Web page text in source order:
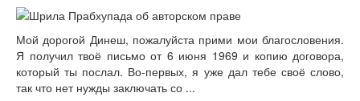
Мой дорогой Динеш, пожалуйста прими мои благословения.
Я получил твоё письмо от 6 июня 1969 и копию договора,
который ты послал. Во-первых, я уже дал тебе своё слово,
так что нет нужды заключать со ...